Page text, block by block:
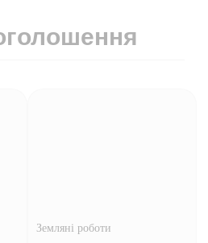
Земляні роботи